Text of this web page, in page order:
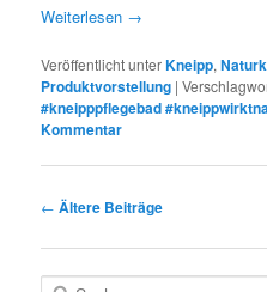
Weiterlesen →
Veröffentlicht unterKneipp,
Produktvorstellung |
#kneipppflegebad
Kommentar
Beitragsnavigation
← Ältere Beiträge